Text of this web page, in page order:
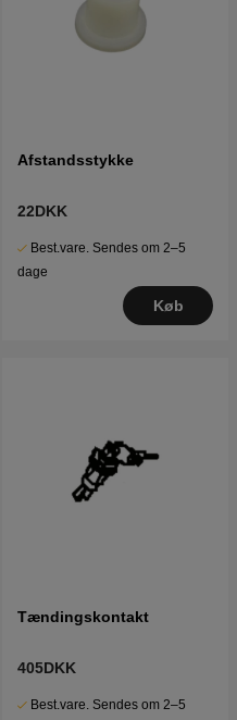
Afstandsstykke
22DKK
Best.vare. Sendes om 2–5
dage
Køb
Tændingskontakt
405DKK
Best.vare. Sendes om 2–5